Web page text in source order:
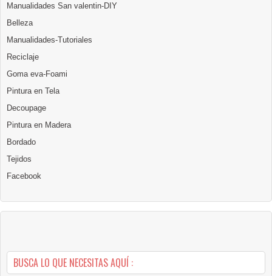
Manualidades San valentin-DIY
Belleza
Manualidades-Tutoriales
Reciclaje
Goma eva-Foami
Pintura en Tela
Decoupage
Pintura en Madera
Bordado
Tejidos
Facebook
BUSCA LO QUE NECESITAS AQUÍ :